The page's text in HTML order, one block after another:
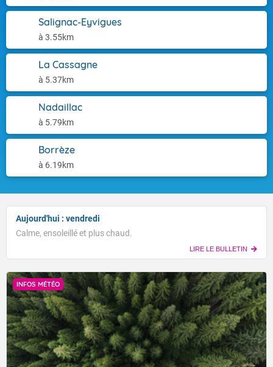
Salignac-Eyvigues
à 3.55km
La Cassagne
à 5.37km
Nadaillac
à 5.79km
Borrèze
à 6.19km
Aujourd'hui : vendredi
Calme, ensoleillé et plus chaud.
LIRE LE BULLETIN
INFOS MÉTÉO